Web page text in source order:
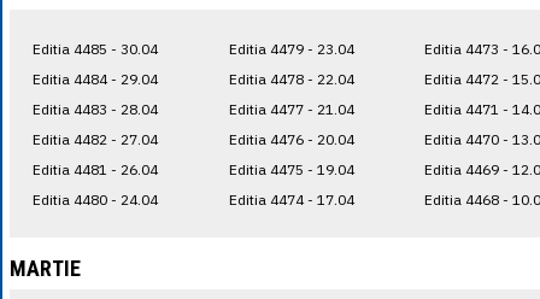
Editia 4485 - 30.04
Editia 4484 - 29.04
Editia 4483 - 28.04
Editia 4482 - 27.04
Editia 4481 - 26.04
Editia 4480 - 24.04
Editia 4479 - 23.04
Editia 4478 - 22.04
Editia 4477 - 21.04
Editia 4476 - 20.04
Editia 4475 - 19.04
Editia 4474 - 17.04
Editia 4473 -
Editia 4472 -
Editia 4471 -
Editia 4470 -
Editia 4469 -
Editia 4468 -
MARTIE